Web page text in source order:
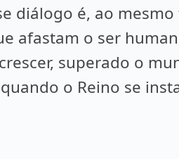
diálogo é, ao
afastam o ser
superado o
o Reino se